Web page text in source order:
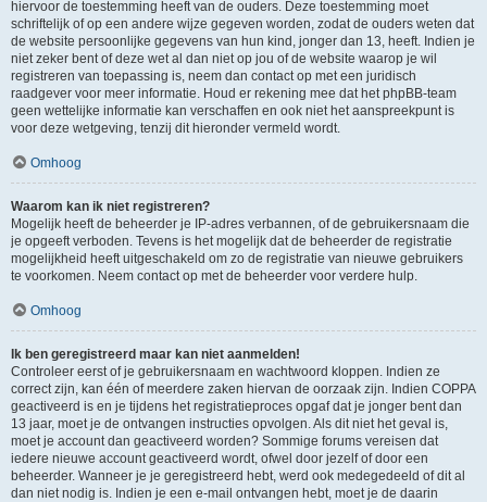
hiervoor de toestemming heeft van de ouders. Deze toestemming moet
schriftelijk of op een andere wijze gegeven worden, zodat de ouders weten dat
de website persoonlijke gegevens van hun kind, jonger dan 13, heeft. Indien je
niet zeker bent of deze wet al dan niet op jou of de website waarop je wil
registreren van toepassing is, neem dan contact op met een juridisch
raadgever voor meer informatie. Houd er rekening mee dat het phpBB-team
geen wettelijke informatie kan verschaffen en ook niet het aanspreekpunt is
voor deze wetgeving, tenzij dit hieronder vermeld wordt.
Omhoog
Waarom kan ik niet registreren?
Mogelijk heeft de beheerder je IP-adres verbannen, of de gebruikersnaam die
je opgeeft verboden. Tevens is het mogelijk dat de beheerder de registratie
mogelijkheid heeft uitgeschakeld om zo de registratie van nieuwe gebruikers
te voorkomen. Neem contact op met de beheerder voor verdere hulp.
Omhoog
Ik ben geregistreerd maar kan niet aanmelden!
Controleer eerst of je gebruikersnaam en wachtwoord kloppen. Indien ze
correct zijn, kan één of meerdere zaken hiervan de oorzaak zijn. Indien COPPA
geactiveerd is en je tijdens het registratieproces opgaf dat je jonger bent dan
13 jaar, moet je de ontvangen instructies opvolgen. Als dit niet het geval is,
moet je account dan geactiveerd worden? Sommige forums vereisen dat
iedere nieuwe account geactiveerd wordt, ofwel door jezelf of door een
beheerder. Wanneer je je geregistreerd hebt, werd ook medegedeeld of dit al
dan niet nodig is. Indien je een e-mail ontvangen hebt, moet je de daarin